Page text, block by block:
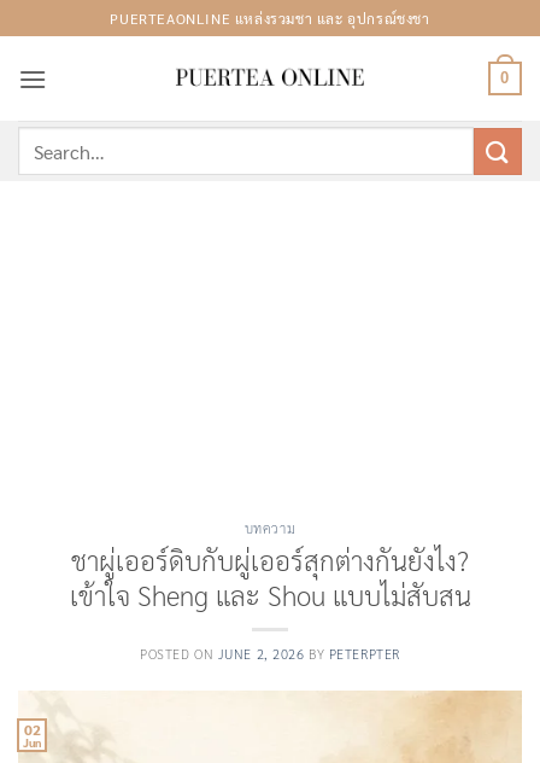
to
content
PUERTEAONLINE แหล่งรวมชา และ อุปกรณ์ชงชา
0
for:
บทความ
ชาผู่เออร์ดิบกับผู่เออร์สุกต่างกันยังไง?
เข้าใจ Sheng และ Shou แบบไม่สับสน
POSTED ON JUNE 2, 2026 BY PETERPTER
02
Jun